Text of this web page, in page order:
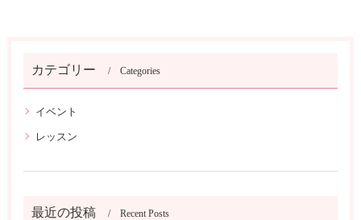
カテゴリー Categories
イベント
レッスン
最近の投稿 Recent Posts